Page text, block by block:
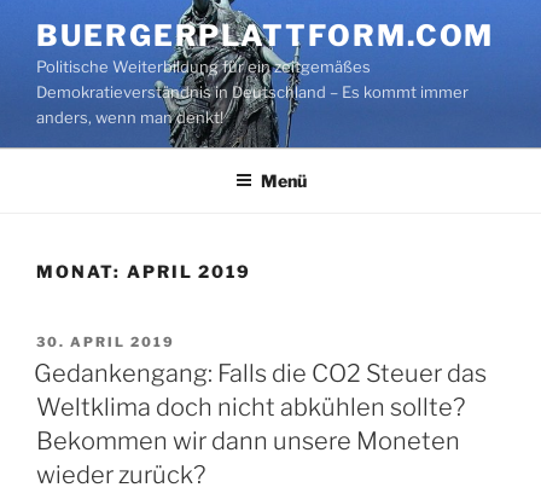
Inhalt
springen
BUERGERPLATTFORM.COM
Politische Weiterbildung für ein zeitgemäßes
Demokratieverständnis in Deutschland – Es kommt immer
anders, wenn man denkt!
Menü
MONAT: APRIL 2019
VERÖFFENTLICHT
AM
30. APRIL 2019
Gedankengang: Falls die CO2 Steuer das
Weltklima doch nicht abkühlen sollte?
Bekommen wir dann unsere Moneten
wieder zurück?